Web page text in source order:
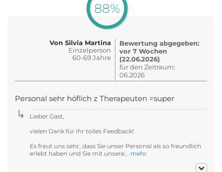
88%
Von Silvia Martina
Einzelperson
60-69 Jahre
Bewertung abgegeben:
vor 7 Wochen
(22.06.2026)
für den Zeitraum:
06.2026
Personal sehr höflich z Therapeuten =super
Lieber Gast,
vielen Dank für Ihr tolles Feedback!
Es freut uns sehr, dass Sie unser Personal als so freundlich
erlebt haben und Sie mit unsere... mehr